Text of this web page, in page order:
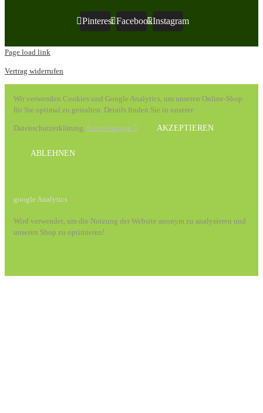
Pinterest FacebookInstagram
Page load link
Vertrag widerrufen
Wir verwenden Cookies und Google Analytics, um unseren Online-Shop
für Sie optimal zu gestalten. Details finden Sie in unserer
Datenschutzerklärung. Einstellungen AKZEPTIEREN
ABLEHNEN
google Analytics
Wird verwendet, um die Nutzung der Website anonym zu analysieren und
unseren Shop zu optimieren!